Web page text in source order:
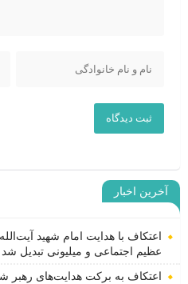
ثبت دیدگاه
آخرین اخبار
اعتکاف با هدایت امام شهید
عظیم اجتماعی و میلیونی تبدیل شد
اعتکاف به برکت هدایت‌های رهبر